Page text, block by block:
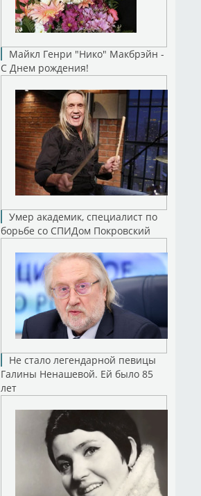
Майкл Генри "Нико" Макбрэйн -
С Днем рождения!
Умер академик, специалист по
борьбе со СПИДом Покровский
Не стало легендарной певицы
Галины Ненашевой. Ей было 85
лет